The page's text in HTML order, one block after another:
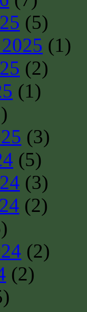
(5)
(1)
(2)
(1)
(3)
(5)
(3)
(2)
(2)
(2)